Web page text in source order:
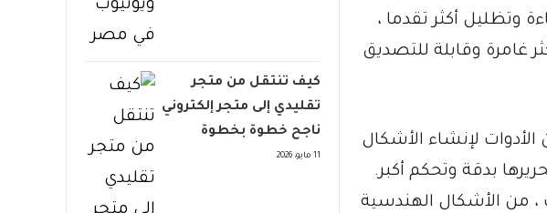
وتظليل أكثر تقدما ،
غامرة وقابلة للتصديق
لإنشاء الأشكال
بدقة وتحكم أكبر.
، من الأشكال الهندسية
كيف تنتقل من متجر
تقليدي إلى متجر إلكتروني
ناجح خطوة بخطوة
11 مايو، 2026